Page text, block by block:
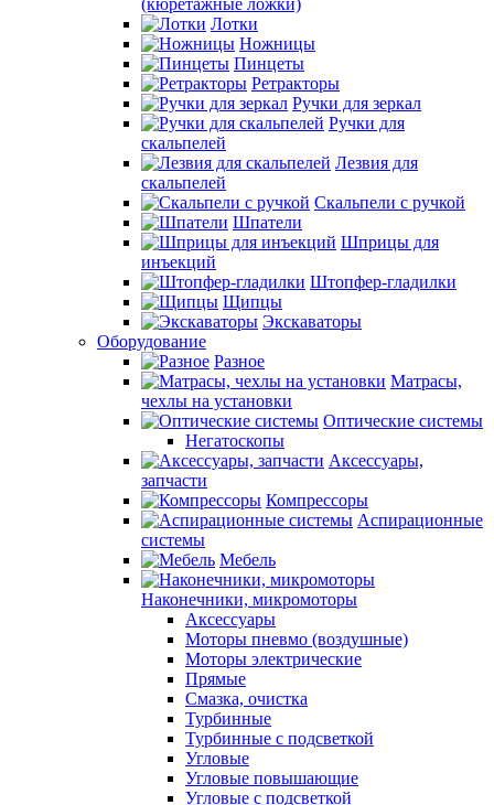
(кюретажные ложки)
Лотки
Ножницы
Пинцеты
Ретракторы
Ручки для зеркал
Ручки для
скальпелей
Лезвия для
скальпелей
Скальпели с ручкой
Шпатели
Шприцы для
инъекций
Штопфер-гладилки
Щипцы
Экскаваторы
Оборудование
Разное
Матрасы,
чехлы на установки
Оптические системы
Негатоскопы
Аксессуары,
запчасти
Компрессоры
Аспирационные
системы
Мебель
Наконечники, микромоторы
Аксессуары
Моторы пневмо (воздушные)
Моторы электрические
Прямые
Смазка, очистка
Турбинные
Турбинные с подсветкой
Угловые
Угловые повышающие
Угловые с подсветкой